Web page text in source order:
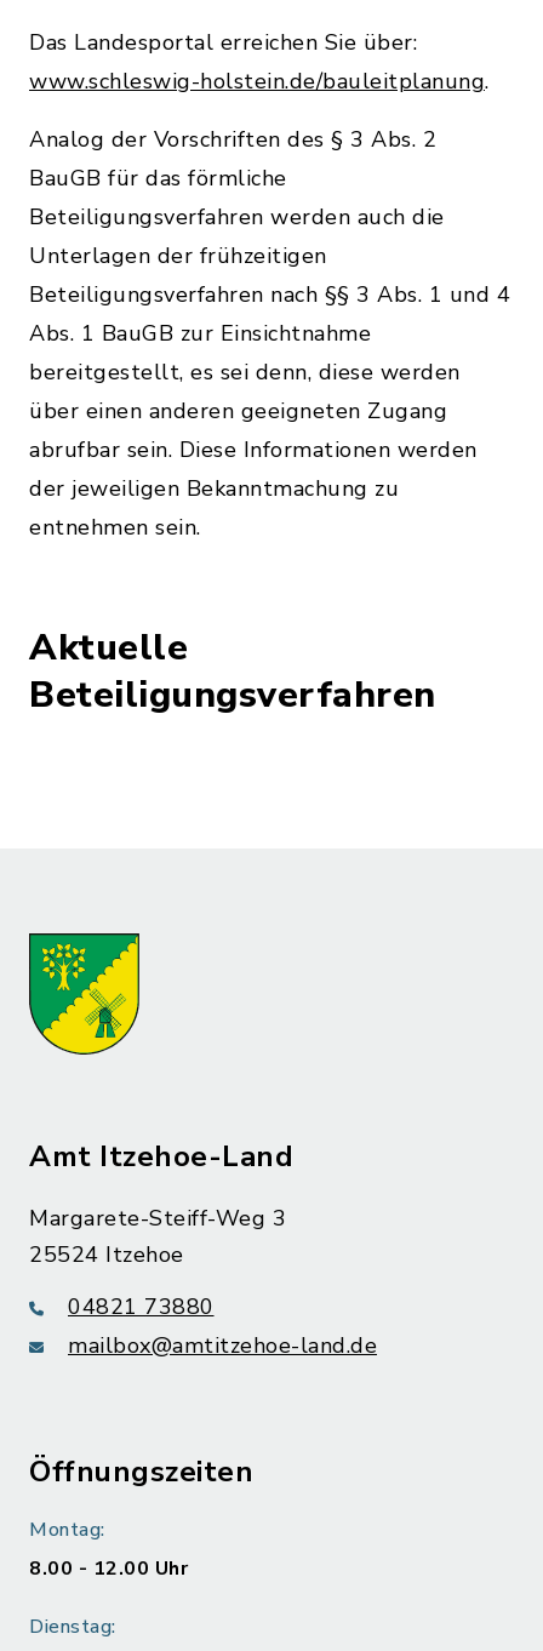
Das Landesportal erreichen Sie über:
www.schleswig-holstein.de/bauleitplanung.
Analog der Vorschriften des § 3 Abs. 2
BauGB für das förmliche
Beteiligungsverfahren werden auch die
Unterlagen der frühzeitigen
Beteiligungsverfahren nach §§ 3 Abs. 1 und 4
Abs. 1 BauGB zur Einsichtnahme
bereitgestellt, es sei denn, diese werden
über einen anderen geeigneten Zugang
abrufbar sein. Diese Informationen werden
der jeweiligen Bekanntmachung zu
entnehmen sein.
Aktuelle
Beteiligungsverfahren
Amt Itzehoe-Land
Margarete-Steiff-Weg 3
25524 Itzehoe
04821 73880
mailbox@amtitzehoe-land.de
Öffnungszeiten
Montag:
8.00 - 12.00 Uhr
Dienstag: